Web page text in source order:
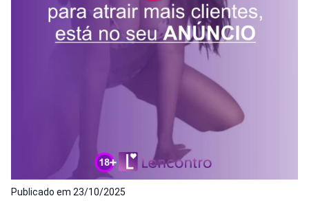
Publicado em 23/10/2025